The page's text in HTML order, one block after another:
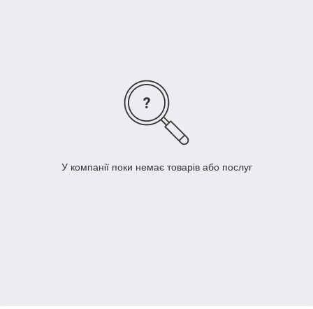
У компанії поки немає товарів або послуг